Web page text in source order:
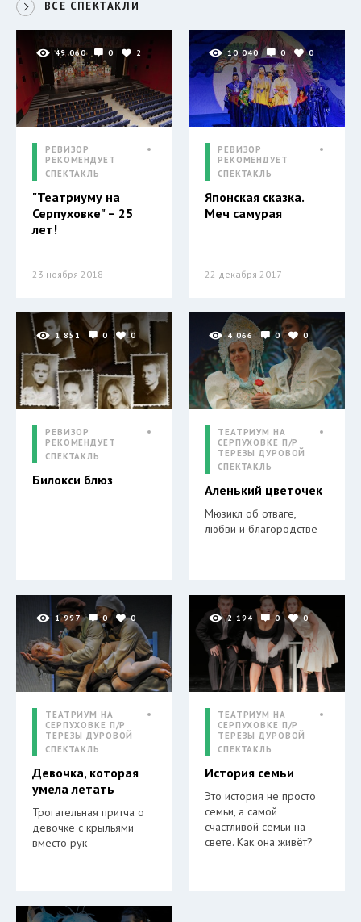
ВСЕ СПЕКТАКЛИ
49 060 0 2
РЕВИЗОР
РЕКОМЕНДУЕТ
СПЕКТАКЛЬ
"Театриуму на
Серпуховке" – 25
лет!
23 ноября 2018
10 040 0 0
РЕВИЗОР
РЕКОМЕНДУЕТ
СПЕКТАКЛЬ
Японская сказка.
Меч самурая
22 декабря 2017
1 851 0 0
РЕВИЗОР
РЕКОМЕНДУЕТ
СПЕКТАКЛЬ
Билокси блюз
4 066 0 0
ТЕАТРИУМ НА
СЕРПУХОВКЕ П/Р
ТЕРЕЗЫ ДУРОВОЙ
СПЕКТАКЛЬ
Аленький цветочек
Мюзикл об отваге,
любви и благородстве
1 997 0 0
ТЕАТРИУМ НА
СЕРПУХОВКЕ П/Р
ТЕРЕЗЫ ДУРОВОЙ
СПЕКТАКЛЬ
Девочка, которая
умела летать
Трогательная притча о
девочке с крыльями
вместо рук
2 194 0 0
ТЕАТРИУМ НА
СЕРПУХОВКЕ П/Р
ТЕРЕЗЫ ДУРОВОЙ
СПЕКТАКЛЬ
История семьи
Это история не просто
семьи, а самой
счастливой семьи на
свете. Как она живёт?